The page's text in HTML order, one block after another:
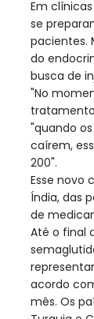
Em
se
pacientes.
do
busca de
"No
"quando
caírem,
200".
Esse novo
Índia, das
de
Até o final
acordo
mês. Os